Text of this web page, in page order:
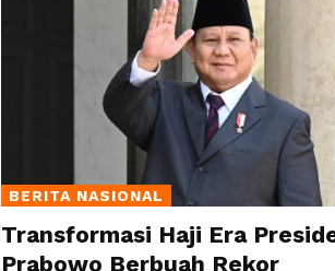
BERITA NASIONAL
Transformasi Haji Era
Prabowo Berbuah Rekor